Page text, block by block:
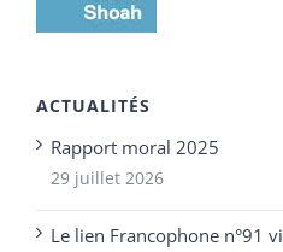
ACTUALITÉS
Rapport moral 2025
29 juillet 2026
Le lien Francophone n°91